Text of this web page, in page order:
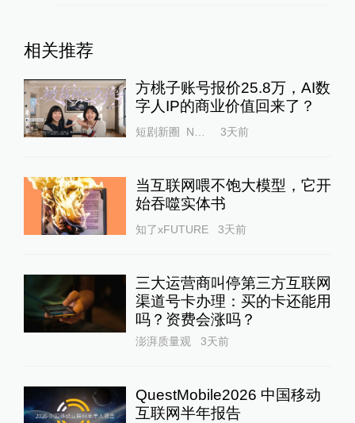
相关推荐
方桃子账号报价25.8万，AI数
字人IP的商业价值回来了？
短剧新圈_Newplaylet 3天前
当互联网喂不饱大模型，它开
始吞噬实体书
知了xFUTURE 3天前
三大运营商叫停第三方互联网
渠道号卡办理：买的卡还能用
吗？资费会涨吗？
澎湃质量观 3天前
QuestMobile2026 中国移动
互联网半年报告